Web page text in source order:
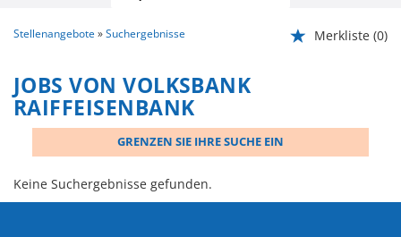
Stellenangebote Suchergebnisse Merkliste (0)
JOBS VON VOLKSBANK
RAIFFEISENBANK
GRENZEN SIE IHRE SUCHE EIN
Keine Suchergebnisse gefunden.